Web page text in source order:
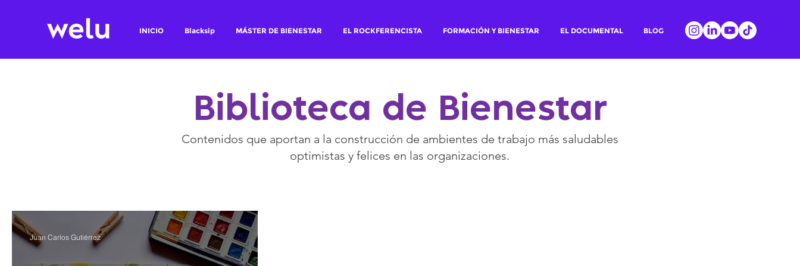
INICIO Blacksip MÁSTER DE BIENESTAR EL ROCKFERENCISTA FORMACIÓN Y BIENESTAR EL DOCUMENTAL BLOG
Biblioteca de Bienestar
Contenidos que aportan a la construcción de ambientes de trabajo más saludables
optimistas y felices en las organizaciones.
Juan Carlos Gutiérrez